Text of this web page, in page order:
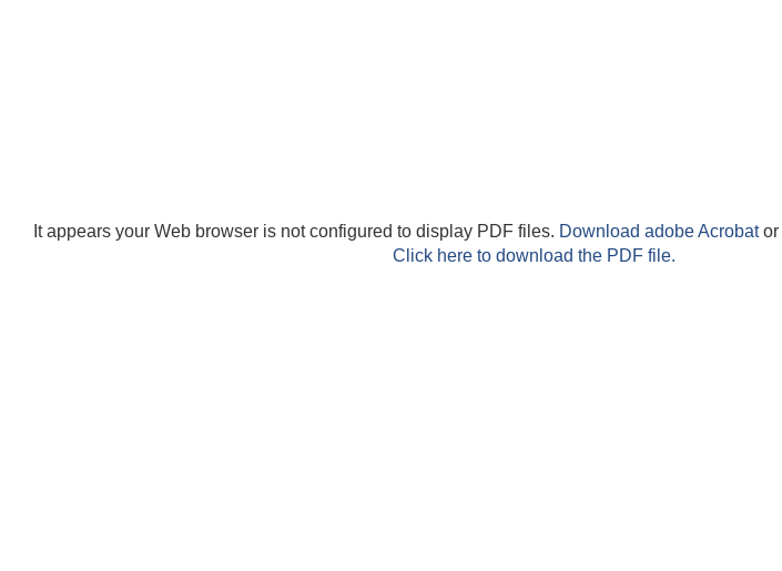
It appears your Web browser is not configured to display PDF files. Download adobe Acrobator
Click here to download the PDF file.